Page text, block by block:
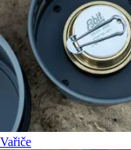
Vařiče